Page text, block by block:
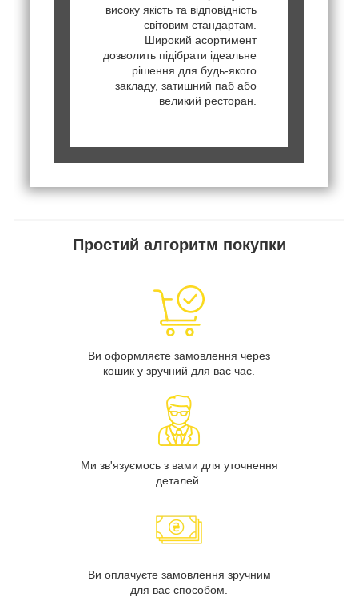
високу якість та відповідність
світовим стандартам.
Широкий асортимент
дозволить підібрати ідеальне
рішення для будь-якого
закладу, затишний паб або
великий ресторан.
Простий алгоритм покупки
Ви оформляєте замовлення через
кошик у зручний для вас час.
Ми зв'язуємось з вами для уточнення
деталей.
Ви оплачуєте замовлення зручним
для вас способом.